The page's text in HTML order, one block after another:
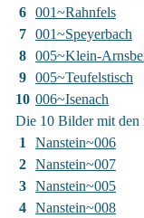
6 001~Rahnfels
7 001~Speyerbach
8 005~Klein-
9 005~Teufelstisch
10 006~Isenach
Die 10 Bilder mit den
1
Nanstein~006
2 Nanstein~007
3 Nanstein~005
4 Nanstein~008